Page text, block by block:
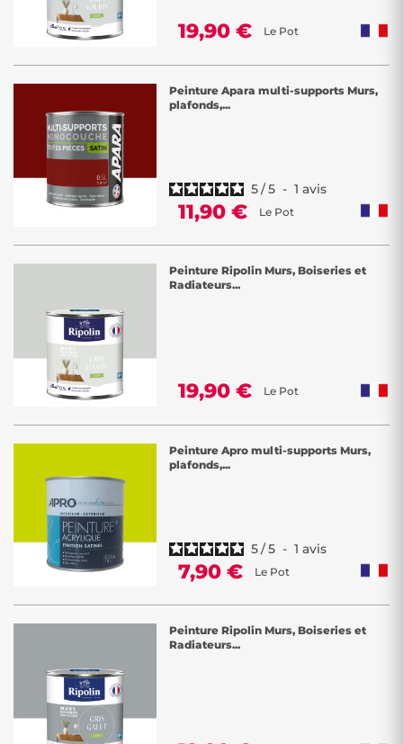
19,90 € Le Pot
Peinture Apara multi-supports Murs,
plafonds,...
5/5 - 1 avis
11,90 € Le Pot
Peinture Ripolin Murs, Boiseries et
Radiateurs...
19,90 € Le Pot
Peinture Apro multi-supports Murs,
plafonds,...
5/5 - 1 avis
7,90 € Le Pot
Peinture Ripolin Murs, Boiseries et
Radiateurs...